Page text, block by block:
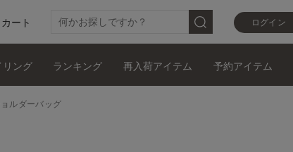
ログイン
カート
リング ランキング 再入荷アイテム 予約アイテム
ルダーバッグ